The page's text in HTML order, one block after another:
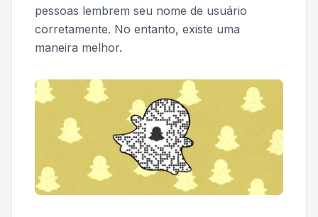
pessoas lembrem seu nome de usuário
corretamente. No entanto, existe uma
maneira melhor.